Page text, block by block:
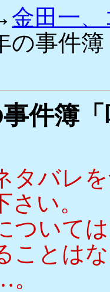
金田一
の事件
件簿
タバレ
い。
ついて
ことは